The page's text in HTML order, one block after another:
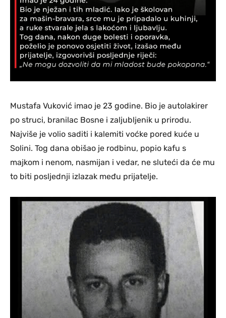
Mustafa Vuković imao je 23 godine. Bio je autolakirer
po struci, branilac Bosne i zaljubljenik u prirodu.
Najviše je volio saditi i kalemiti voćke pored kuće u
Solini. Tog dana obišao je rodbinu, popio kafu s
majkom i nenom, nasmijan i vedar, ne sluteći da će mu
to biti posljednji izlazak među prijatelje.